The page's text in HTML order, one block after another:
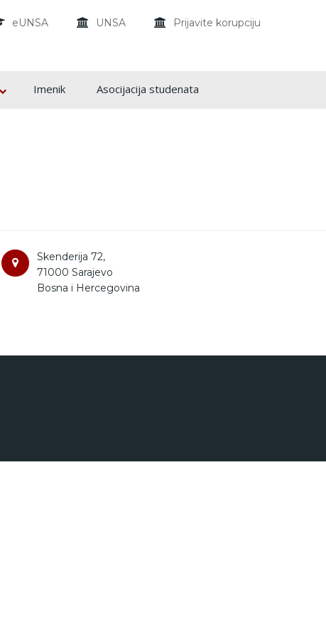
eUNSA UNSA Prijavite korupciju
Imenik Asocijacija studenata
Skenderija 72,
71000 Sarajevo
Bosna i Hercegovina